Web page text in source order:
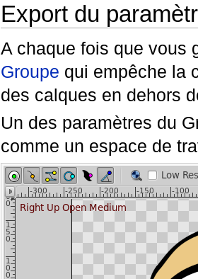
Export du
A chaque fois que vous
Groupe qui empêche la
des calques en dehors
Un des paramètres du
comme un espace de